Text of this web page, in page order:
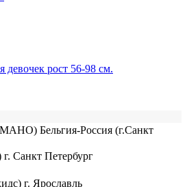
девочек рост 56-98 см.
Бельгия-Россия (г.Санкт
Санкт Петербург
г. Ярославль